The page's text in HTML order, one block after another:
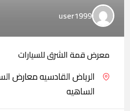
user1999
معرض قمة الشرق للسيارات
الرياض القادسيه معارض
الساهيه